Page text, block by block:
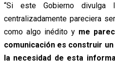
“Si este Gobierno
centralizadamente pareciera
como algo inédito yme
comunicación es construir
la necesidad de esta